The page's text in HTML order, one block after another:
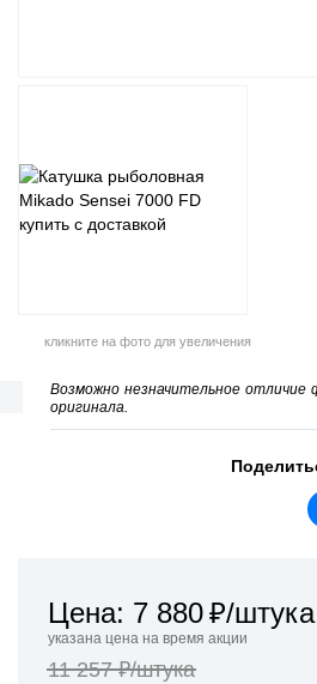
кликните на фото для увеличения
Возможно незначительное
оригинала.
Цена: 7 880₽/штука
указана цена на время акции
11 257 ₽/штука